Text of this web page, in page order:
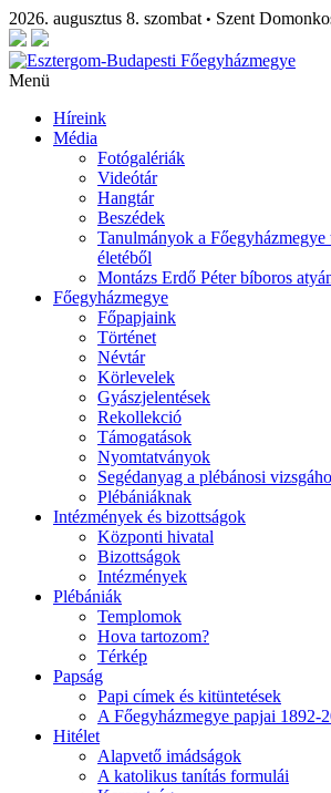
2026. augusztus 8. szombat • Szent
Menü
Híreink
Média
Fotógalériák
Videótár
Hangtár
Beszédek
Tanulmányok a Főegyházmegye
életéből
Montázs Erdő Péter bíboros
Főegyházmegye
Főpapjaink
Történet
Névtár
Körlevelek
Gyászjelentések
Rekollekció
Támogatások
Nyomtatványok
Segédanyag a plébánosi
Plébániáknak
Intézmények és bizottságok
Központi hivatal
Bizottságok
Intézmények
Plébániák
Templomok
Hova tartozom?
Térkép
Papság
Papi címek és kitüntetések
A Főegyházmegye papjai 1892-
Hitélet
Alapvető imádságok
A katolikus tanítás formulái